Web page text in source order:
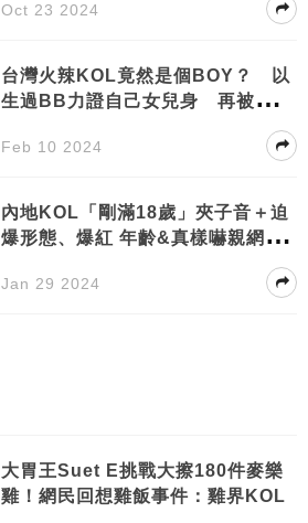
Oct 23 2024
台灣火辣KOL竟然是個BOY？ 以
生過BB力證自己女兒身 再被爆大
Feb 10 2024
內地KOL「剛滿18歲」夾子音＋迫
爆形態、爆紅 年齡&真樣嚇親網
Jan 29 2024
大胃王Suet E挑戰大擦180件麥樂
雞！網民回想雞飯事件：雞界KOL